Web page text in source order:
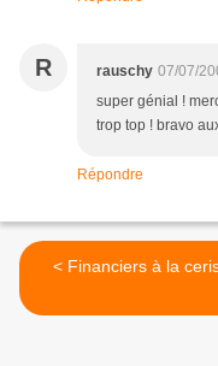
R rauschy 07/07/
super génial !
trop top ! bravo
Répondre
< Financiers à la